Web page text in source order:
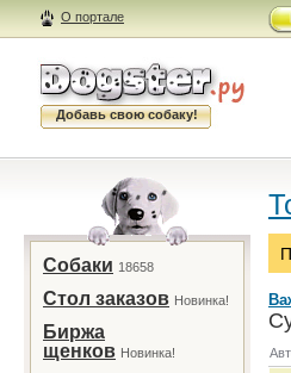
О портале
Добавь свою собаку!
Собаки 18658
Стол заказов Новинка!
Биржа
щенков Новинка!